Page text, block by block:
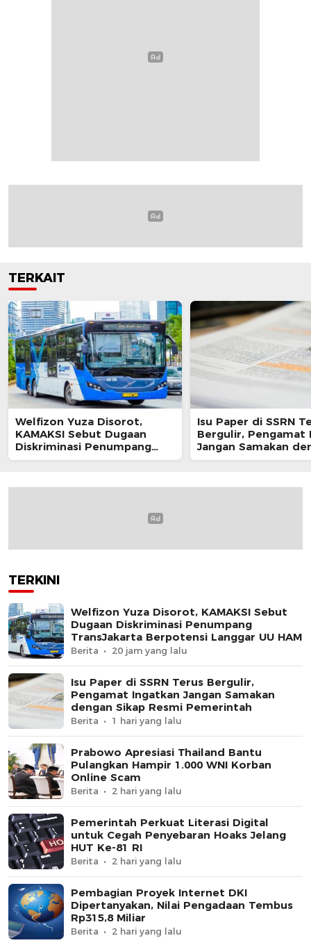
TERKAIT
Welfizon Yuza Disorot,
KAMAKSI Sebut Dugaan
Diskriminasi Penumpang
TransJakarta Berpotensi
Isu Paper di SSRN
Bergulir, Pengamat
Jangan Samakan
Sikap Resmi
TERKINI
Welfizon Yuza Disorot, KAMAKSI Sebut
Dugaan Diskriminasi Penumpang
TransJakarta Berpotensi Langgar UU HAM
Berita 20 jam yang lalu
Isu Paper di SSRN Terus Bergulir,
Pengamat Ingatkan Jangan Samakan
dengan Sikap Resmi Pemerintah
Berita 1 hari yang lalu
Prabowo Apresiasi Thailand Bantu
Pulangkan Hampir 1.000 WNI Korban
Online Scam
Berita 2 hari yang lalu
Pemerintah Perkuat Literasi Digital
untuk Cegah Penyebaran Hoaks Jelang
HUT Ke-81 RI
Berita 2 hari yang lalu
Pembagian Proyek Internet DKI
Dipertanyakan, Nilai Pengadaan Tembus
Rp315,8 Miliar
Berita 2 hari yang lalu